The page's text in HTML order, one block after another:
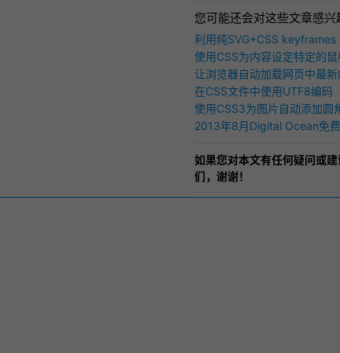
您可能还会对这些文章感兴
利用纯SVG+CSS keyframes
现手写毛笔字（书法）效果
使用CSS为内容设定特定的鼠
介绍
让浏览器自动加载网页中最
在CSS文件中使用UTF8编码
使用CSS3为图片自动添加圆
2013年8月Digital Ocean免
如果您对本文有任何疑问或
们，谢谢！